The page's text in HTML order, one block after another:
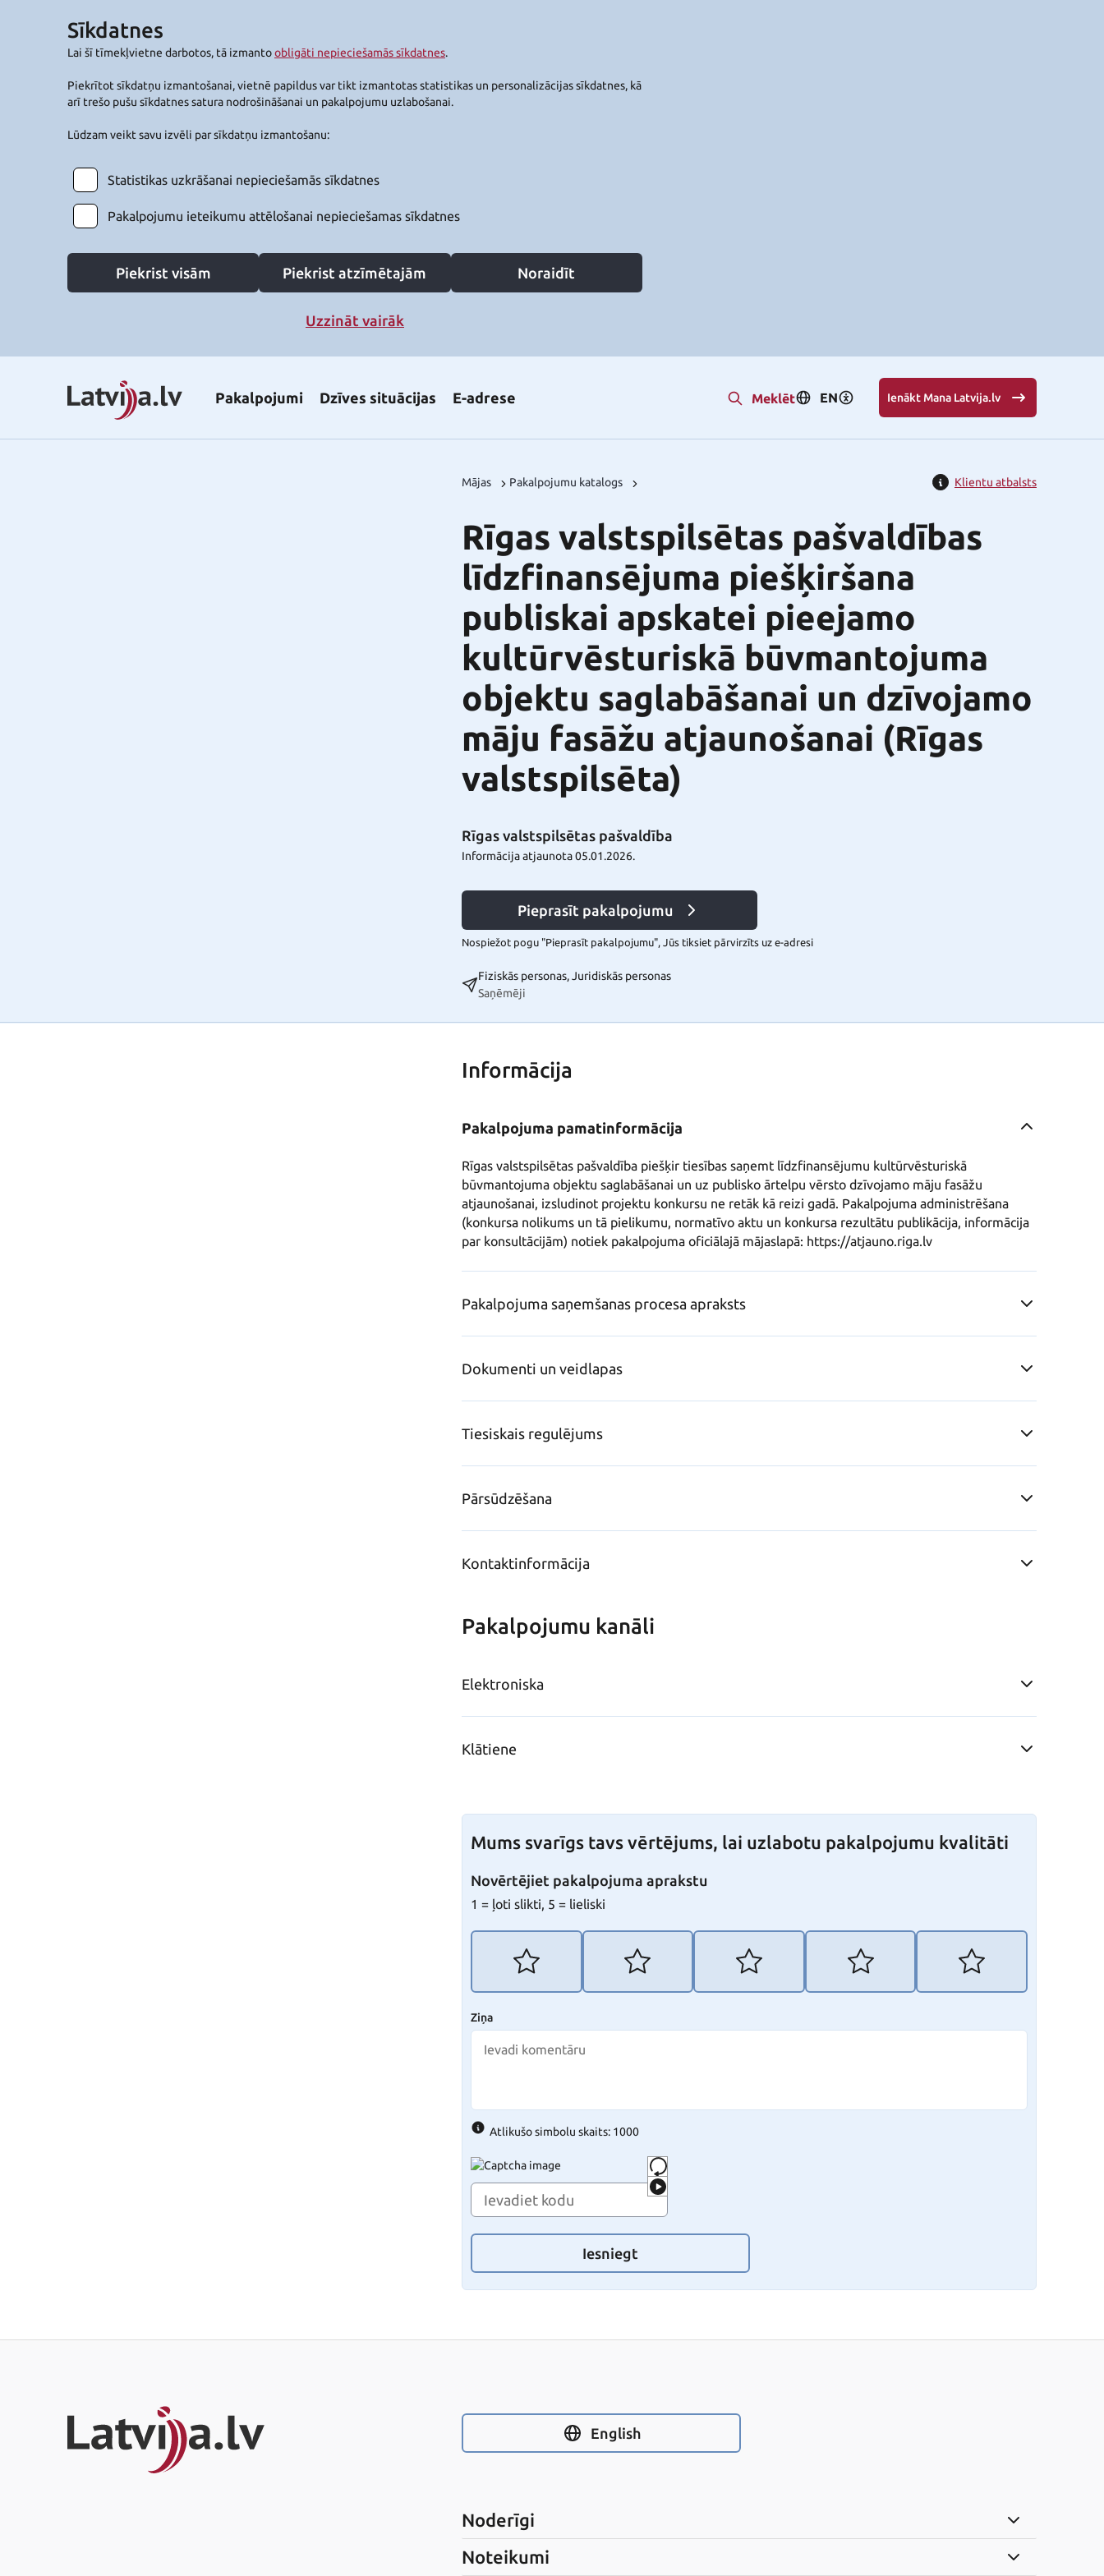
Sīkdatnes
Lai šī tīmekļvietne darbotos, tā izmantoobligāti nepieciešamās sīkdatnes.
Piekrītot sīkdatņu izmantošanai, vietnē papildus var tikt izmantotas statistikas un personalizācijas sīkdatnes, kā
arī trešo pušu sīkdatnes satura nodrošināšanai un pakalpojumu uzlabošanai.
Lūdzam veikt savu izvēli par sīkdatņu izmantošanu:
Statistikas uzkrāšanai nepieciešamās sīkdatnes
Pakalpojumu ieteikumu attēlošanai nepieciešamas sīkdatnes
Piekrist visām Piekrist atzīmētajām Noraidīt
Uzzināt vairāk
Pakalpojumi Dzīves situācijas E-adrese Meklēt EN Ienākt Mana Latvija.lv
Mājas Pakalpojumu katalogs Klientu atbalsts
Rīgas valstspilsētas pašvaldības
līdzfinansējuma piešķiršana
publiskai apskatei pieejamo
kultūrvēsturiskā būvmantojuma
objektu saglabāšanai un dzīvojamo
māju fasāžu atjaunošanai (Rīgas
valstspilsēta)
Rīgas valstspilsētas pašvaldība
Informācija atjaunota 05.01.2026.
Pieprasīt pakalpojumu
Nospiežot pogu "Pieprasīt pakalpojumu", Jūs tiksiet pārvirzīts uz e-adresi
Fiziskās personas, Juridiskās personas
Saņēmēji
Informācija
Pakalpojuma pamatinformācija
Rīgas valstspilsētas pašvaldība piešķir tiesības saņemt līdzfinansējumu kultūrvēsturiskā
būvmantojuma objektu saglabāšanai un uz publisko ārtelpu vērsto dzīvojamo māju fasāžu
atjaunošanai, izsludinot projektu konkursu ne retāk kā reizi gadā. Pakalpojuma administrēšana
(konkursa nolikums un tā pielikumu, normatīvo aktu un konkursa rezultātu publikācija, informācija
par konsultācijām) notiek pakalpojuma oficiālajā mājaslapā: https://atjauno.riga.lv
Pakalpojuma saņemšanas procesa apraksts
Dokumenti un veidlapas
Tiesiskais regulējums
Pārsūdzēšana
Kontaktinformācija
Pakalpojumu kanāli
Elektroniska
Klātiene
Mums svarīgs tavs vērtējums, lai uzlabotu pakalpojumu kvalitāti
Novērtējiet pakalpojuma aprakstu
1 = ļoti slikti, 5 = lieliski
Ziņa
Atlikušo simbolu skaits: 1000
Iesniegt
English
Noderīgi
Noteikumi